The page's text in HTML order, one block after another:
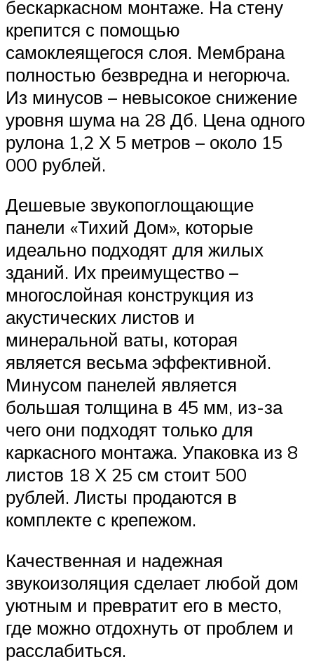
бескаркасном монтаже. На стену
крепится с помощью
самоклеящегося слоя. Мембрана
полностью безвредна и негорюча.
Из минусов – невысокое снижение
уровня шума на 28 Дб. Цена одного
рулона 1,2 Х 5 метров – около 15
000 рублей.
Дешевые звукопоглощающие
панели «Тихий Дом», которые
идеально подходят для жилых
зданий. Их преимущество –
многослойная конструкция из
акустических листов и
минеральной ваты, которая
является весьма эффективной.
Минусом панелей является
большая толщина в 45 мм, из-за
чего они подходят только для
каркасного монтажа. Упаковка из 8
листов 18 Х 25 см стоит 500
рублей. Листы продаются в
комплекте с крепежом.
Качественная и надежная
звукоизоляция сделает любой дом
уютным и превратит его в место,
где можно отдохнуть от проблем и
расслабиться.